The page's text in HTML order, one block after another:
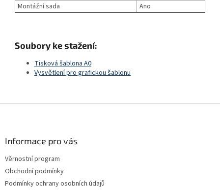
Montážní sada
Ano
Soubory ke stažení:
Tisková šablona A0
Vysvětlení pro grafickou šablonu
Informace pro vás
Věrnostní program
Obchodní podmínky
Podmínky ochrany osobních údajů